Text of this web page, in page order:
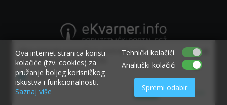
Allow www.ekvarner.info to send web push
notifications to your desktop.
Powered by SendPulse
Don't allow
Allow
×
Ova internet stranica koristi
kolačiće (tzv. cookies) za
pružanje boljeg korisničkog
iskustva i funkcionalnosti.
Saznaj više
Tehnički kolačići
Analitički kolačići
Spremi odabir